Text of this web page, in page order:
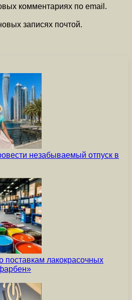
комментариях по email.
записях почтой.
незабываемый отпуск в
поставкам лакокрасочных